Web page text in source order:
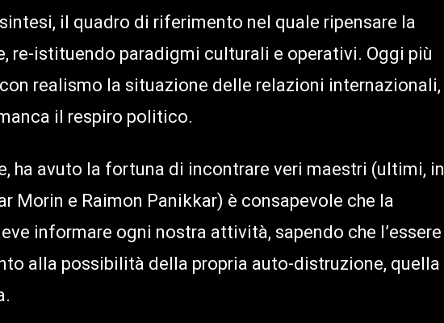
il quadro di riferimento nel quale ripensare la
re-istituendo paradigmi culturali e operativi. Oggi più
realismo la situazione delle relazioni internazionali,
il respiro politico.
ha avuto la fortuna di incontrare veri maestri (ultimi, in
Morin e Raimon Panikkar) è consapevole che la
informare ogni nostra attività, sapendo che l’essere
alla possibilità della propria auto-distruzione, quella